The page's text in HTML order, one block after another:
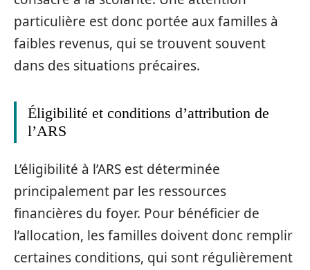
particulière est donc portée aux familles à
faibles revenus, qui se trouvent souvent
dans des situations précaires.
Éligibilité et conditions d’attribution de
l’ARS
L’éligibilité à l’ARS est déterminée
principalement par les ressources
financières du foyer. Pour bénéficier de
l’allocation, les familles doivent donc remplir
certaines conditions, qui sont régulièrement